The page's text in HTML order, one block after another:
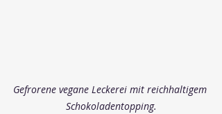
Gefrorene vegane Leckerei mit reichhaltigem
Schokoladentopping.